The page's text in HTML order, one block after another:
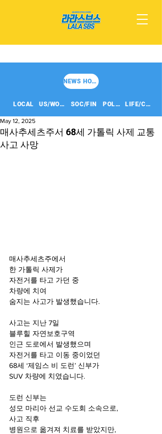
NEWS HOME
LOCAL US/WORLD SOC/FIN POLITICS LIFE/CULT
매사추세츠주서 68세 가톨릭 사제 교통
사고 사망
May 12, 2025
매사추세츠주에서
한 가톨릭 사제가
자전거를 타고 가던 중
차량에 치여
숨지는 사고가 발생했습니다.
사고는 지난 7일
블루힐 자연보호구역
인근 도로에서 발생했으며
자전거를 타고 이동 중이었던
68세 ‘제임스 비 도런’ 신부가
SUV 차량에 치였습니다.
도런 신부는
성모 마리아 선교 수도회 소속으로,
사고 직후
병원으로 옮겨져 치료를 받았지만,